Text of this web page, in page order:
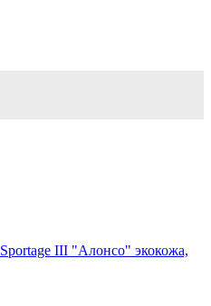
III "Алонсо" экокожа,